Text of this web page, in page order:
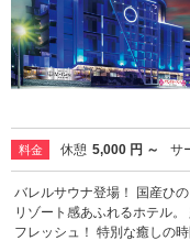
料金 休憩 5,000 円 ～ サ
バレルサウナ登場！ 国産ひ
リゾート感あふれるホテル
フレッシュ！ 特別な癒しの